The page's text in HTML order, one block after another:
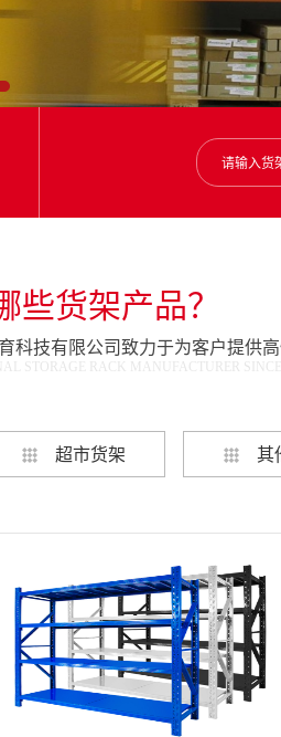
些货架产品？
技有限公司致力于为客户提供
STORAGE RACK MANUFACTURER SINCE
超市货架 其